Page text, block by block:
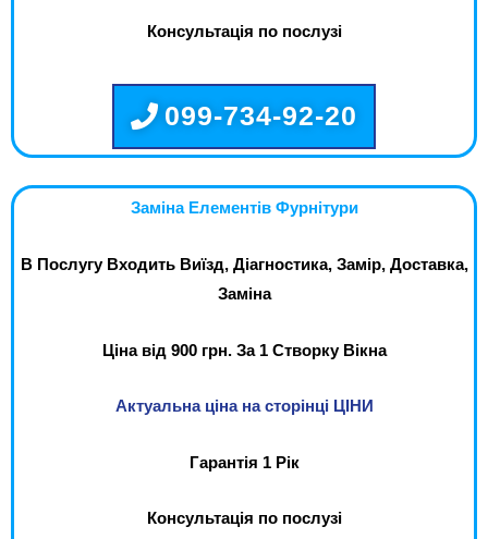
Консультація по послузі
099-734-92-20
Заміна Елементів Фурнітури
В Послугу Входить Виїзд, Діагностика, Замір, Доставка,
Заміна
Ціна від 900 грн. За 1 Створку Вікна
Актуальна ціна на сторінці ЦІНИ
Гарантія 1 Рік
Консультація по послузі